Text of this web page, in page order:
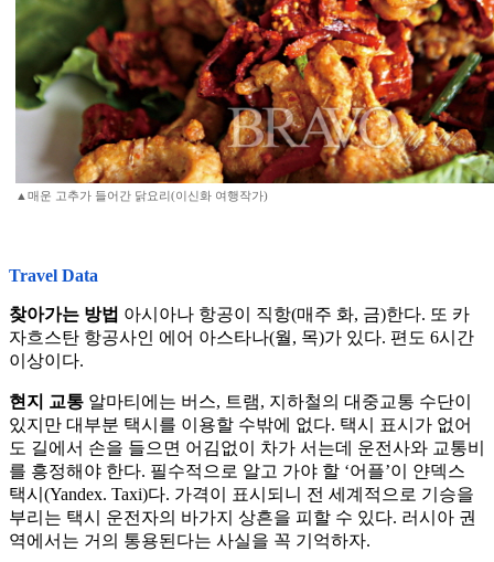
▲매운 고추가 들어간 닭요리(이신화 여행작가)
Travel Data
찾아가는 방법 아시아나 항공이 직항(매주 화, 금)한다. 또 카
자흐스탄 항공사인 에어 아스타나(월, 목)가 있다. 편도 6시간
이상이다.
현지 교통 알마티에는 버스, 트램, 지하철의 대중교통 수단이
있지만 대부분 택시를 이용할 수밖에 없다. 택시 표시가 없어
도 길에서 손을 들으면 어김없이 차가 서는데 운전사와 교통비
를 흥정해야 한다. 필수적으로 알고 가야 할 ‘어플’이 얀덱스
택시(Yandex. Taxi)다. 가격이 표시되니 전 세계적으로 기승을
부리는 택시 운전자의 바가지 상흔을 피할 수 있다. 러시아 권
역에서는 거의 통용된다는 사실을 꼭 기억하자.